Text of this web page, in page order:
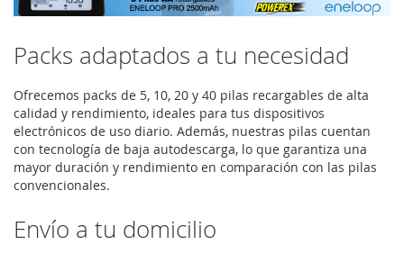
DE
DESEOS
Packs adaptados a tu necesidad
Ofrecemos packs de 5, 10, 20 y 40 pilas recargables de alta
calidad y rendimiento, ideales para tus dispositivos
electrónicos de uso diario. Además, nuestras pilas cuentan
con tecnología de baja autodescarga, lo que garantiza una
mayor duración y rendimiento en comparación con las pilas
convencionales.
Envío a tu domicilio